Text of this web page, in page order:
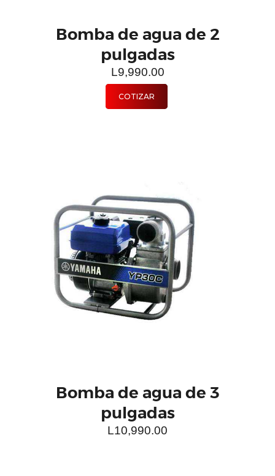
Bomba de agua de 2
pulgadas
L9,990.00
COTIZAR
Bomba de agua de 3
pulgadas
L10,990.00